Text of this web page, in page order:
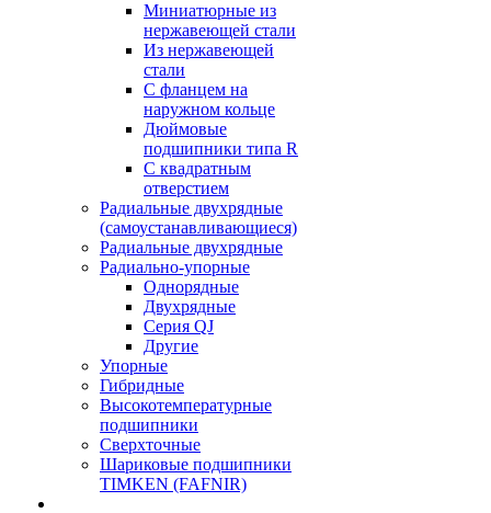
Миниатюрные из
нержавеющей стали
Из нержавеющей
стали
С фланцем на
наружном кольце
Дюймовые
подшипники типа R
С квадратным
отверстием
Радиальные двухрядные
(самоустанавливающиеся)
Радиальные двухрядные
Радиально-упорные
Однорядные
Двухрядные
Серия QJ
Другие
Упорные
Гибридные
Высокотемпературные
подшипники
Сверхточные
Шариковые подшипники
TIMKEN (FAFNIR)